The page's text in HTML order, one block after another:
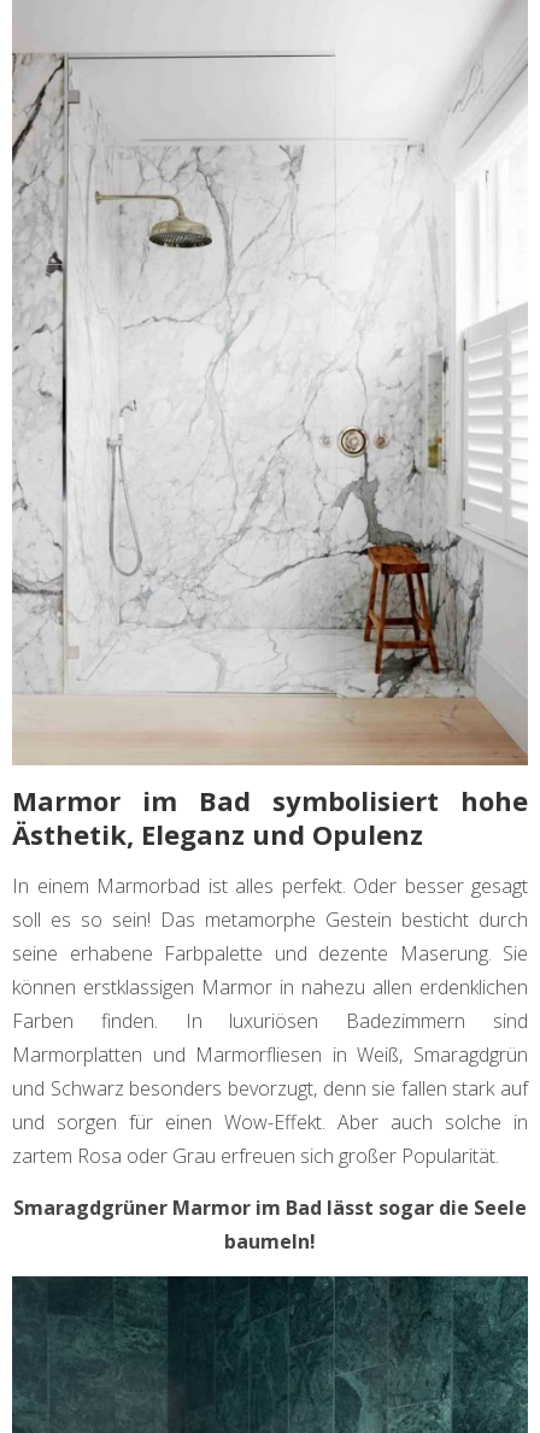
Marmor im Bad symbolisiert hohe
Ästhetik, Eleganz und Opulenz
In einem Marmorbad ist alles perfekt. Oder besser gesagt
soll es so sein! Das metamorphe Gestein besticht durch
seine erhabene Farbpalette und dezente Maserung. Sie
können erstklassigen Marmor in nahezu allen erdenklichen
Farben finden. In luxuriösen Badezimmern sind
Marmorplatten und Marmorfliesen in Weiß, Smaragdgrün
und Schwarz besonders bevorzugt, denn sie fallen stark auf
und sorgen für einen Wow-Effekt. Aber auch solche in
zartem Rosa oder Grau erfreuen sich großer Popularität.
Smaragdgrüner Marmor im Bad lässt sogar die Seele
baumeln!